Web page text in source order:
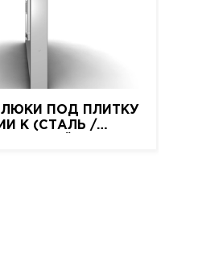
ПОД ПЛИТКУ
K (СТАЛЬ /